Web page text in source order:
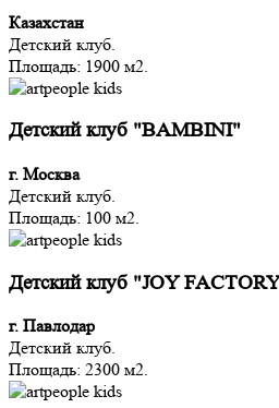
Казахстан
Детский клуб.
Площадь: 1900 м2.
Детский клуб "BAMBINI"
г. Москва
Детский клуб.
Площадь: 100 м2.
Детский клуб "JOY
г. Павлодар
Детский клуб.
Площадь: 2300 м2.